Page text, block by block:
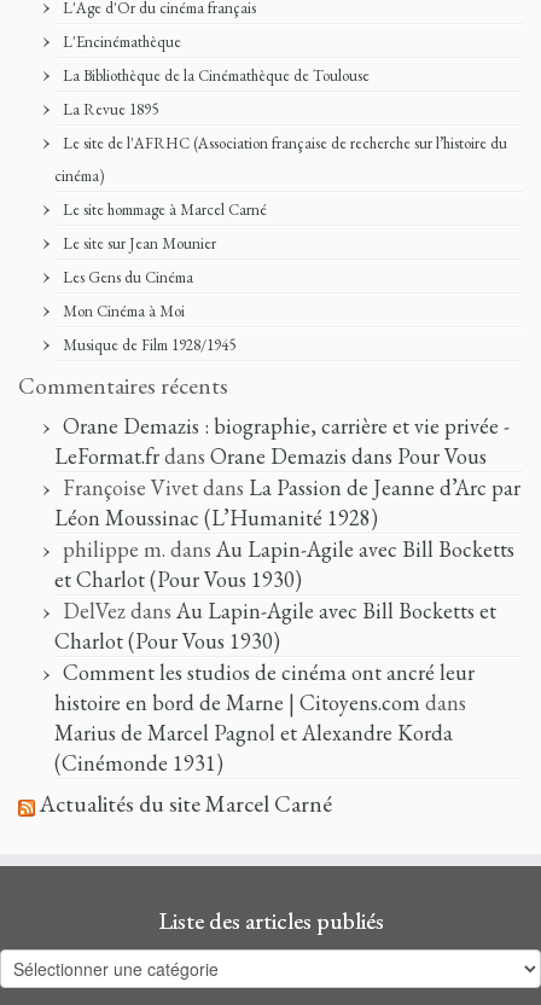
L'Age d'Or du cinéma français
L'Encinémathèque
La Bibliothèque de la Cinémathèque de Toulouse
La Revue 1895
Le site de l'AFRHC (Association française de recherche sur l’histoire du
cinéma)
Le site hommage à Marcel Carné
Le site sur Jean Mounier
Les Gens du Cinéma
Mon Cinéma à Moi
Musique de Film 1928/1945
Commentaires récents
Orane Demazis : biographie, carrière et vie privée -
LeFormat.frdans Orane Demazis dans Pour Vous
Françoise Vivetdans La Passion de Jeanne d’Arc par
Léon Moussinac (L’Humanité 1928)
philippe m. dans Au Lapin-Agile avec Bill Bocketts
et Charlot (Pour Vous 1930)
DelVezdans Au Lapin-Agile avec Bill Bocketts et
Charlot (Pour Vous 1930)
Comment les studios de cinéma ont ancré leur
histoire en bord de Marne | Citoyens.comdans
Marius de Marcel Pagnol et Alexandre Korda
(Cinémonde 1931)
Actualités du site Marcel Carné
Liste des articles publiés
Liste
des